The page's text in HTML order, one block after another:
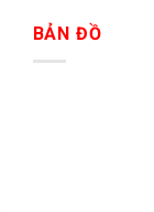
BẢN ĐỒ